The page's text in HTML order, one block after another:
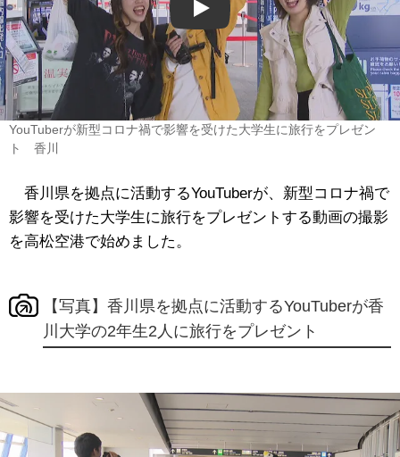
Play
YouTuberが新型コロナ禍で影響を受けた大学生に旅行をプレゼン
ト 香川
香川県を拠点に活動するYouTuberが、新型コロナ禍で
影響を受けた大学生に旅行をプレゼントする動画の撮影
を高松空港で始めました。
【写真】香川県を拠点に活動するYouTuberが香
川大学の2年生2人に旅行をプレゼント